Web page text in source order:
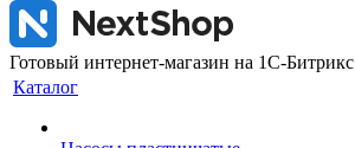
Готовый интернет-магазин на 1С-Битрикс
Каталог